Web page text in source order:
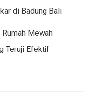
di Badung Bali
Mewah
Teruji Efektif